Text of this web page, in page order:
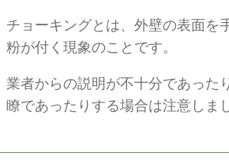
チョーキングとは、外壁の表面を
粉が付く現象のことです。
業者からの説明が不十分であった
瞭であったりする場合は注意しま